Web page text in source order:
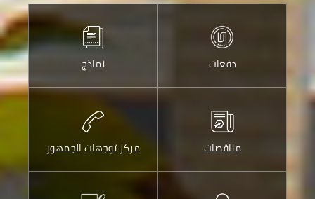
خلال
الواتس
اب
خلال
البريد
الالكتروني
دفعات نماذج
مناقصات مركز توجهات الجمهور